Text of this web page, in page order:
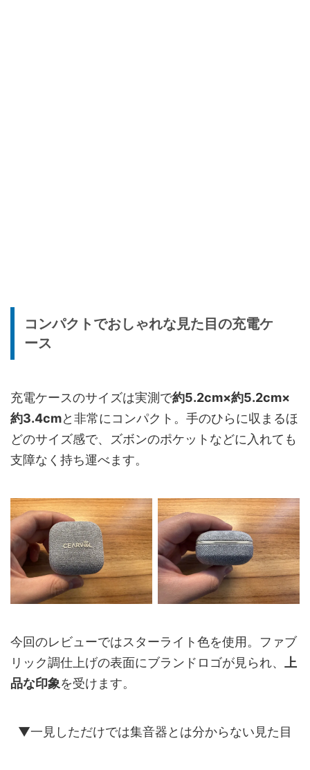
コンパクトでおしゃれな見た目の充電ケ
ース
充電ケースのサイズは実測で約5.2cm×約5.2cm×
約3.4cmと非常にコンパクト。手のひらに収まるほ
どのサイズ感で、ズボンのポケットなどに入れても
支障なく持ち運べます。
今回のレビューではスターライト色を使用。ファブ
リック調仕上げの表面にブランドロゴが見られ、 上
品な印象を受けます。
▼一見しただけでは集音器とは分からない見た目